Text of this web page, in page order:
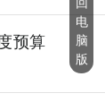
预算
电
脑
版